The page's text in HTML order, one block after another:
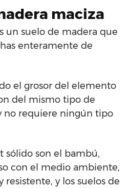
maciza
un suelo de madera que
enteramente de
el grosor del elemento
del mismo tipo de
no requiere ningún tipo
sólido son el bambú,
con el medio ambiente,
resistente, y los suelos de